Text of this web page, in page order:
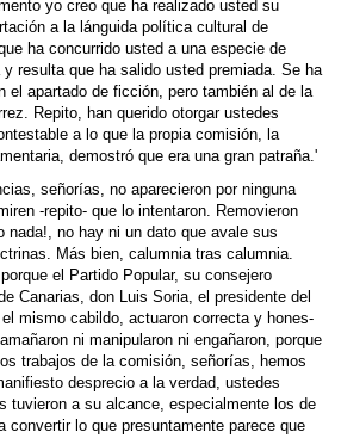
yo creo que ha realizado usted su
a la lánguida política cultural de
ha concurrido usted a una especie de
resulta que ha salido usted premiada. Se ha
el apartado de ficción, pero también al de la
Repito, han querido otorgar ustedes
a lo que la propia comisión, la
demostró que era una gran patraña.'
señorías, no aparecieron por ninguna
-repito- que lo intentaron. Removieron
nada!, no hay ni un dato que avale sus
Más bien, calumnia tras calumnia.
el Partido Popular, su consejero
Canarias, don Luis Soria, el presidente del
el mismo cabildo, actuaron correcta y hones­
ni manipularon ni engañaron, porque
trabajos de la comisión, señorías, hemos
desprecio a la verdad, ustedes
tuvieron a su alcance, especialmente los de
convertir lo que presuntamente parece que